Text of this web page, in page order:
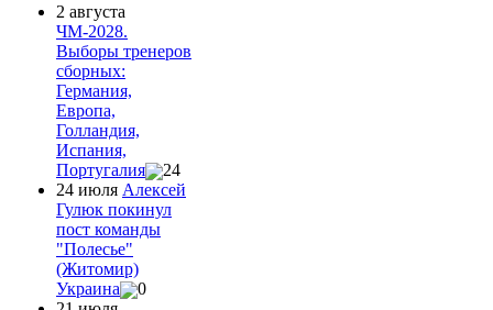
2 августа
ЧМ-2028.
Выборы тренеров
сборных:
Германия,
Европа,
Голландия,
Испания,
Португалия
24
24 июля Алексей
Гулюк покинул
пост команды
"Полесье"
(Житомир)
Украина
0